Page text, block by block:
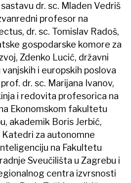
sastavu dr. sc. Mladen Vedriš
profesor na
dr. sc. Tomislav Radoš,
gospodarske komore za
Zdenko Lucić, državni
i europskih poslova
dr. sc. Marijana Ivanov,
i redovita profesorica na
Ekonomskom fakultetu
akademik Boris Jerbić,
za autonomne
na Fakultetu
Sveučilišta u Zagrebu i
centra izvrsnosti